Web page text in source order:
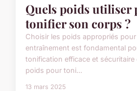
Quels poids utiliser
tonifier son corps ?
Choisir les poids appropriés
entraînement est fondamental
tonification efficace et sécuritaire
poids pour toni...
13 mars 2025